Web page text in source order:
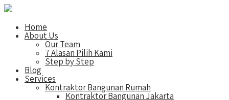
Home
About Us
Our Team
7 Alasan Pilih Kami
Step by Step
Blog
Services
Kontraktor Bangunan Rumah
Kontraktor Bangunan Jakarta